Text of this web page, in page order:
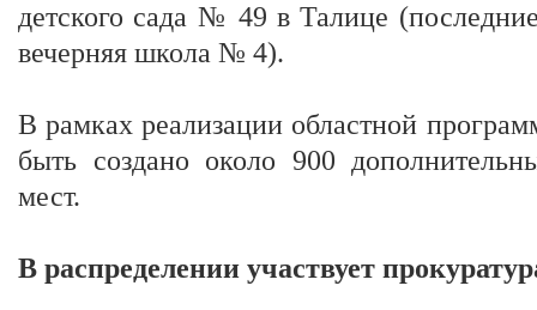
детского сада № 49 в Талице
вечерняя школа № 4).
В рамках реализации областной
быть создано около 900
мест.
В распределении участвует